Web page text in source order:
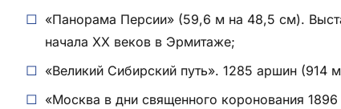
«Панорама Персии» (59,6 м на 48,5 см).
начала XX веков в Эрмитаже;
«Великий Сибирский путь». 1285 аршин (914
«Москва в дни священного коронования